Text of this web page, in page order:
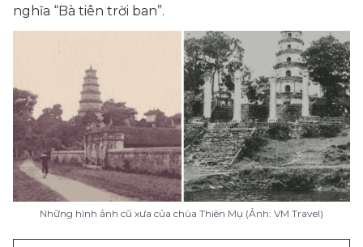
nghĩa “Bà tiên trời ban”.
Những hình ảnh cũ xưa của chùa Thiên Mụ (Ảnh: VM Travel)